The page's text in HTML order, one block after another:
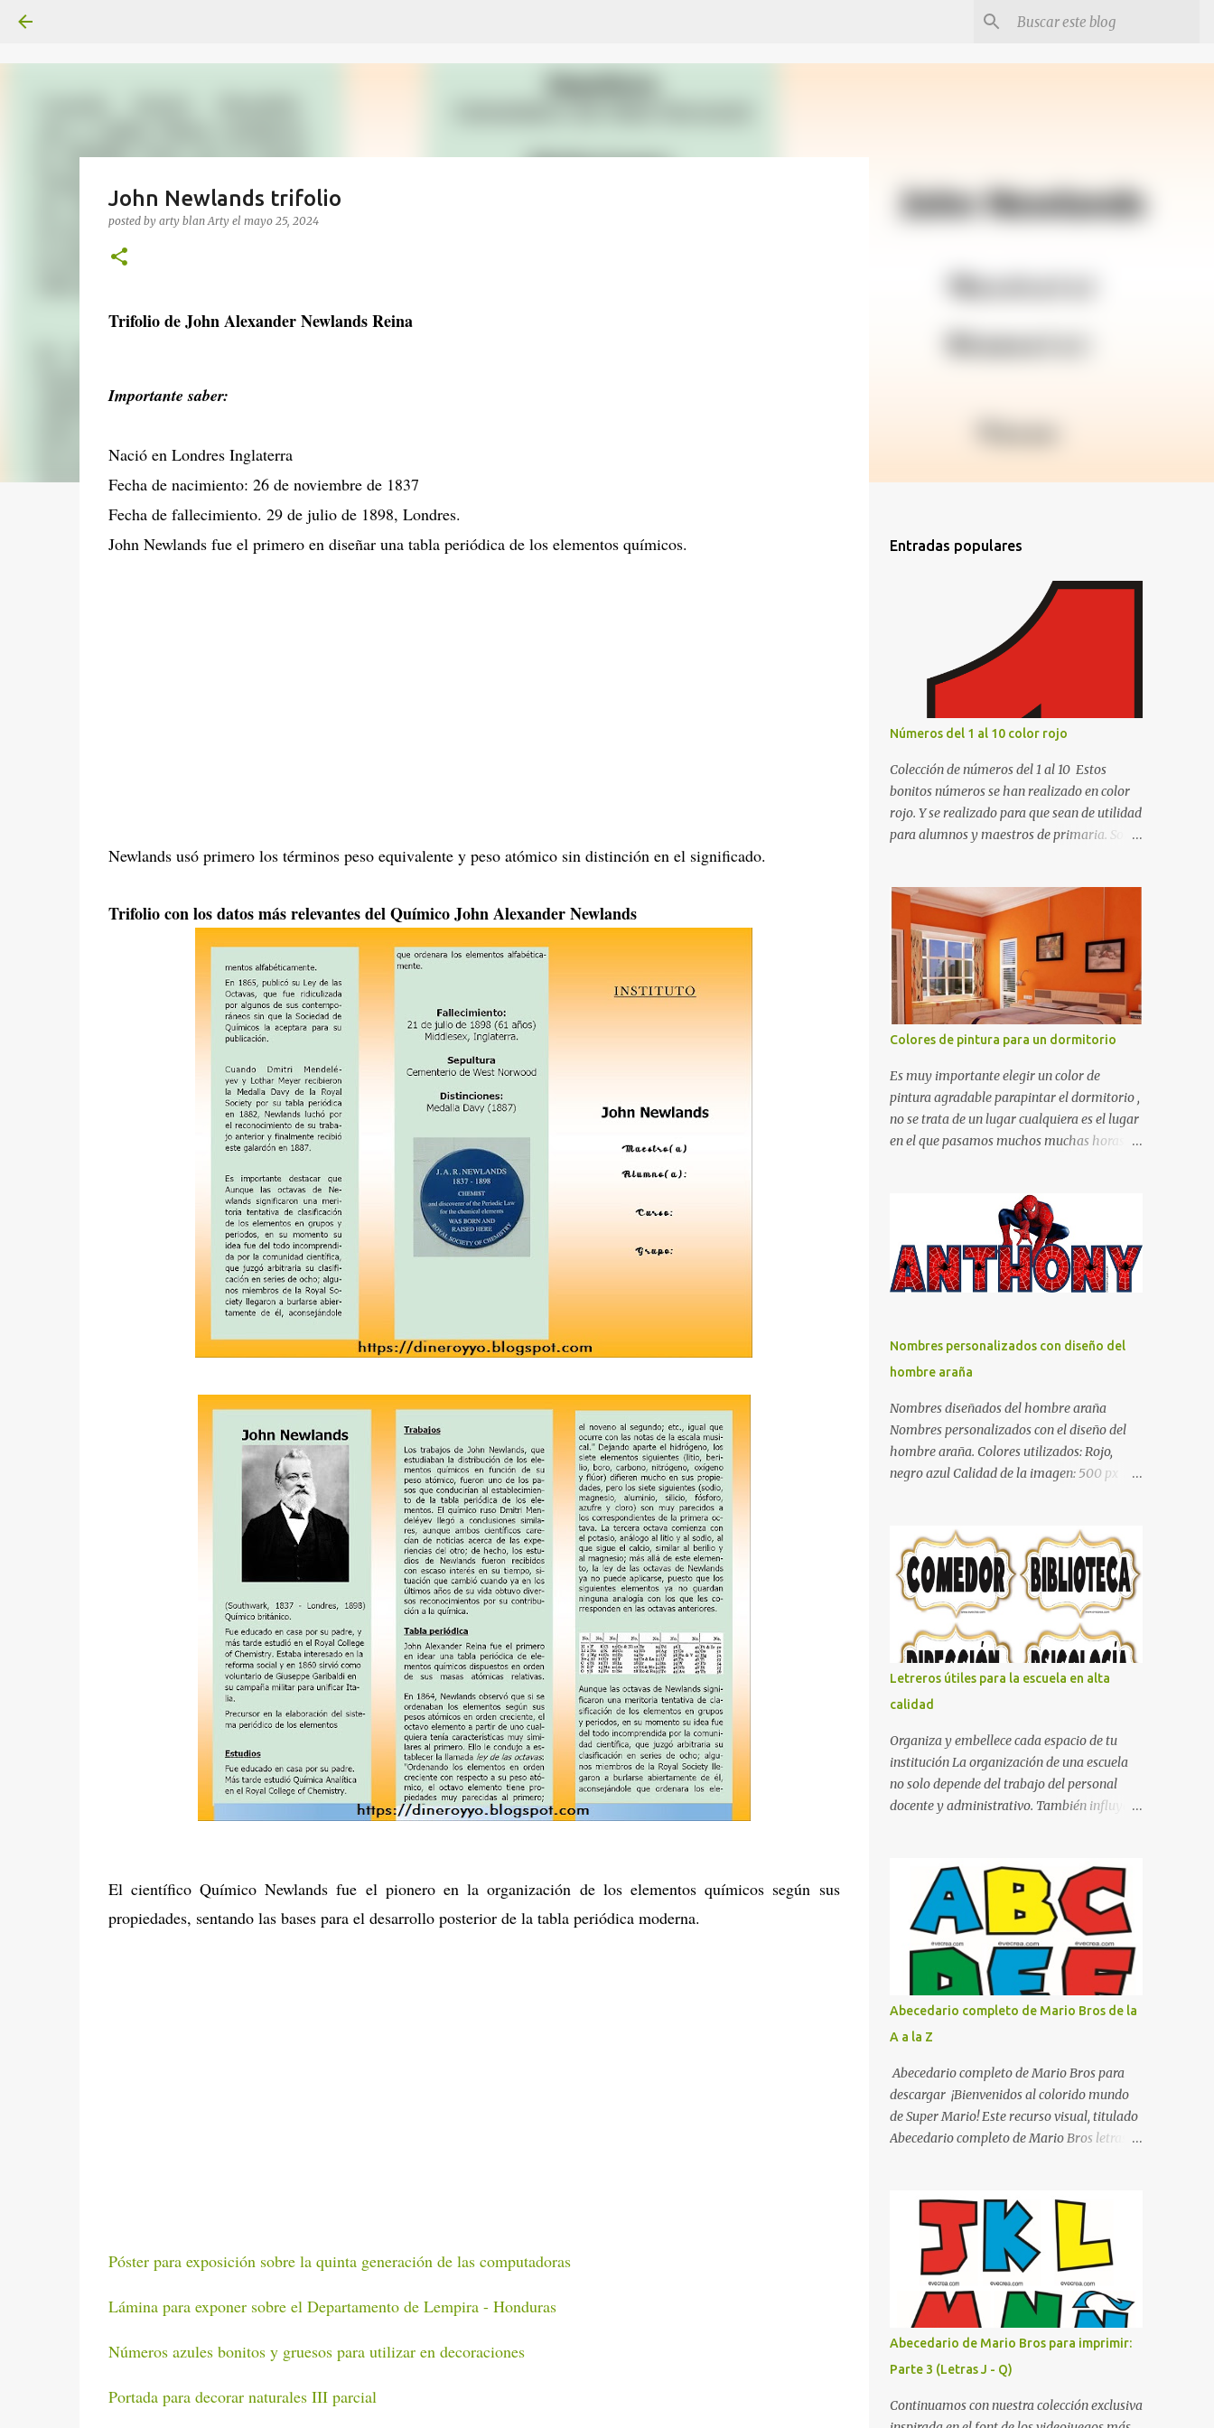
John Newlands trifolio
posted by arty blanArty el mayo 25, 2024
Trifolio de John Alexander Newlands Reina
Importante saber:
Nació en Londres Inglaterra
Fecha de nacimiento: 26 de noviembre de 1837
Fecha de fallecimiento. 29 de julio de 1898, Londres.
John Newlands fue el primero en diseñar una tabla periódica de los elementos químicos.
Newlands usó primero los términos peso equivalente y peso atómico sin distinción en el significado.
Trifolio con los datos más relevantes del Químico John Alexander Newlands
El científico Químico Newlands fue el pionero en la organización de los elementos químicos según sus
propiedades, sentando las bases para el desarrollo posterior de la tabla periódica moderna.
Póster para exposición sobre la quinta generación de las computadoras
Lámina para exponer sobre el Departamento de Lempira - Honduras
Números azules bonitos y gruesos para utilizar en decoraciones
Portada para decorar naturales III parcial
Entradas populares
Números del 1 al 10 color rojo
Colección de números del 1 al 10 Estos
bonitos números se han realizado en color
rojo. Y se realizado para que sean de utilidad
para alumnos y maestros de primaria. Son
de recortar y se pueden utilizar en variedad
de cosas como ser recortes para tareas
escolares, para hacer juegos infantiles
matemáticos, para decorar los cumpleaños
de los niños, entre otras cosas.
Colores de pintura para un dormitorio
Es muy importante elegir un color de
pintura agradable parapintar el dormitorio ,
no se trata de un lugar cualquiera es el lugar
en el que pasamos muchos muchas horas y
de un lugar propio que utilizamos todos los
días y por ende debemos tratar de que éste
sea un lugar muy agradable y cómodo y
también para nuestra vista. Te mostramos
algunas sugerencias que pueden brindar la
dormitorio. El color naranja es una buena
opción para recibir esa luz y felicidad que
todo ser humano necesita. El color blanco es
ideal para lograr el relax total, es un color
que va con todo y además es color bastante
limpio que te dará esa sensación de calidez.
Los colores terra son excelentes para usar en
color muy relajante y por lo tanto entra en
la lista de colo...
Nombres personalizados con diseño del
hombre araña
Nombres diseñados del hombre araña
Nombres personalizados con el diseño del
hombre araña. Colores utilizados: Rojo,
negro azul Calidad de la imagen: 500 px Si
comentario y con gusto lo diseñamos.
Nombres con diseños Spiderman Sonic bella
Cartel de feliz cumpleaños de héroes en
pijamas Ideas para decorar el dormitorio
con pósters Cama con diseño de ring de
boxeo Ideas para decoraciones de fiestas
infantiles Cosas bonitas que se pueden hacer
con gomas de coche
Letreros útiles para la escuela en alta
calidad
Organiza y embellece cada espacio de tu
institución La organización de una escuela
no solo depende del trabajo del personal
docente y administrativo. También influye la
una función práctica al orientar a
estudiantes, padres de familia, docentes y
visitantes, pero además aportan un toque
decorativo que hace que la institución luzca
más ordenada, moderna y acogedora.
Pensando en esta necesidad, he diseñado
una colección de letreros útiles para la
escuela con un estilo elegante, fácil de leer y
listo para imprimir en alta calidad. Su diseño
busca combinar funcionalidad y estética,
logrando que cualquier institución educativa
proyecte una imagen más organizada y
profesional. ¿Por qué son importantes los
quienes visitan la institución por primera
vez, encontrar la biblioteca, la dirección o un
aula específica puede resultar c...
Abecedario completo de Mario Bros de la
A a la Z
Abecedario completo de Mario Bros para
descargar ¡Bienvenidos al colorido mundo
de Super Mario! Este recurso visual, titulado
Abecedario completo de Mario Bros letras
de los videojuegos. Este set de letras está
diseñado para transformar cualquier
mensaje en una aventura, utilizando la
tipografía clásica y robusta que los fans han
reconocido por décadas. En esta primera
sección, el abecedario nos presenta:
Identidad Visual: Un diseño de bloques con
bordes negros gruesos que resaltan sobre
cualquier fondo. Paleta de Colores: Una
secuencia dinámica que alterna entre el rojo
de Mario, el verde de Luigi, y los tonos azul y
Abecedario de Mario Bros para imprimir:
Parte 3 (Letras J - Q)
Continuamos con nuestra colección exclusiva